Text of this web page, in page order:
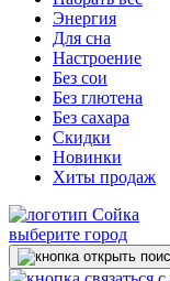
Энергия
Для сна
Настроение
Без сои
Без глютена
Без сахара
Скидки
Новинки
Хиты продаж
выберите город